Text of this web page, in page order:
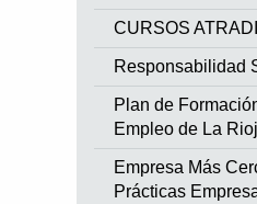
CURSOS
Responsabilidad
Plan de
Empleo de La
Empresa Más
Prácticas